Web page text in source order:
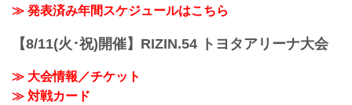
2R 2分59秒 TKO（レフェリーストップ）
≫ 試合結果詳...
いきます。
≫ 発表済み年間スケジュールはこちら
【8/11(火･祝)開催】RIZIN.54 トヨタアリーナ大会
≫ 大会情報／チケット
≫ 対戦カード